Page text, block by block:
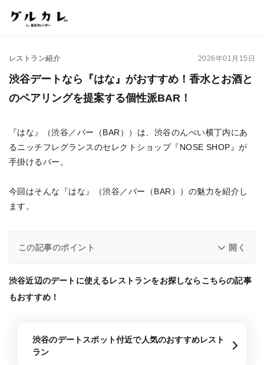
レストラン紹介 2026年01月15日
渋谷デートなら『はな』がおすすめ！香水とお酒と
のペアリングを提案する個性派BAR！
『はな』（渋谷／バー（BAR））は、渋谷のんべい横丁内にあ
るニッチフレグランスのセレクトショップ『NOSE SHOP』が
手掛けるバー。
今回はそんな『はな』（渋谷／バー（BAR））の魅力を紹介し
ます。
この記事のポイント
渋谷近辺のデートに使えるレストランをお探しならこちらの記事
もおすすめ！
渋谷のデートスポット付近で人気のおすすめレスト
ラン